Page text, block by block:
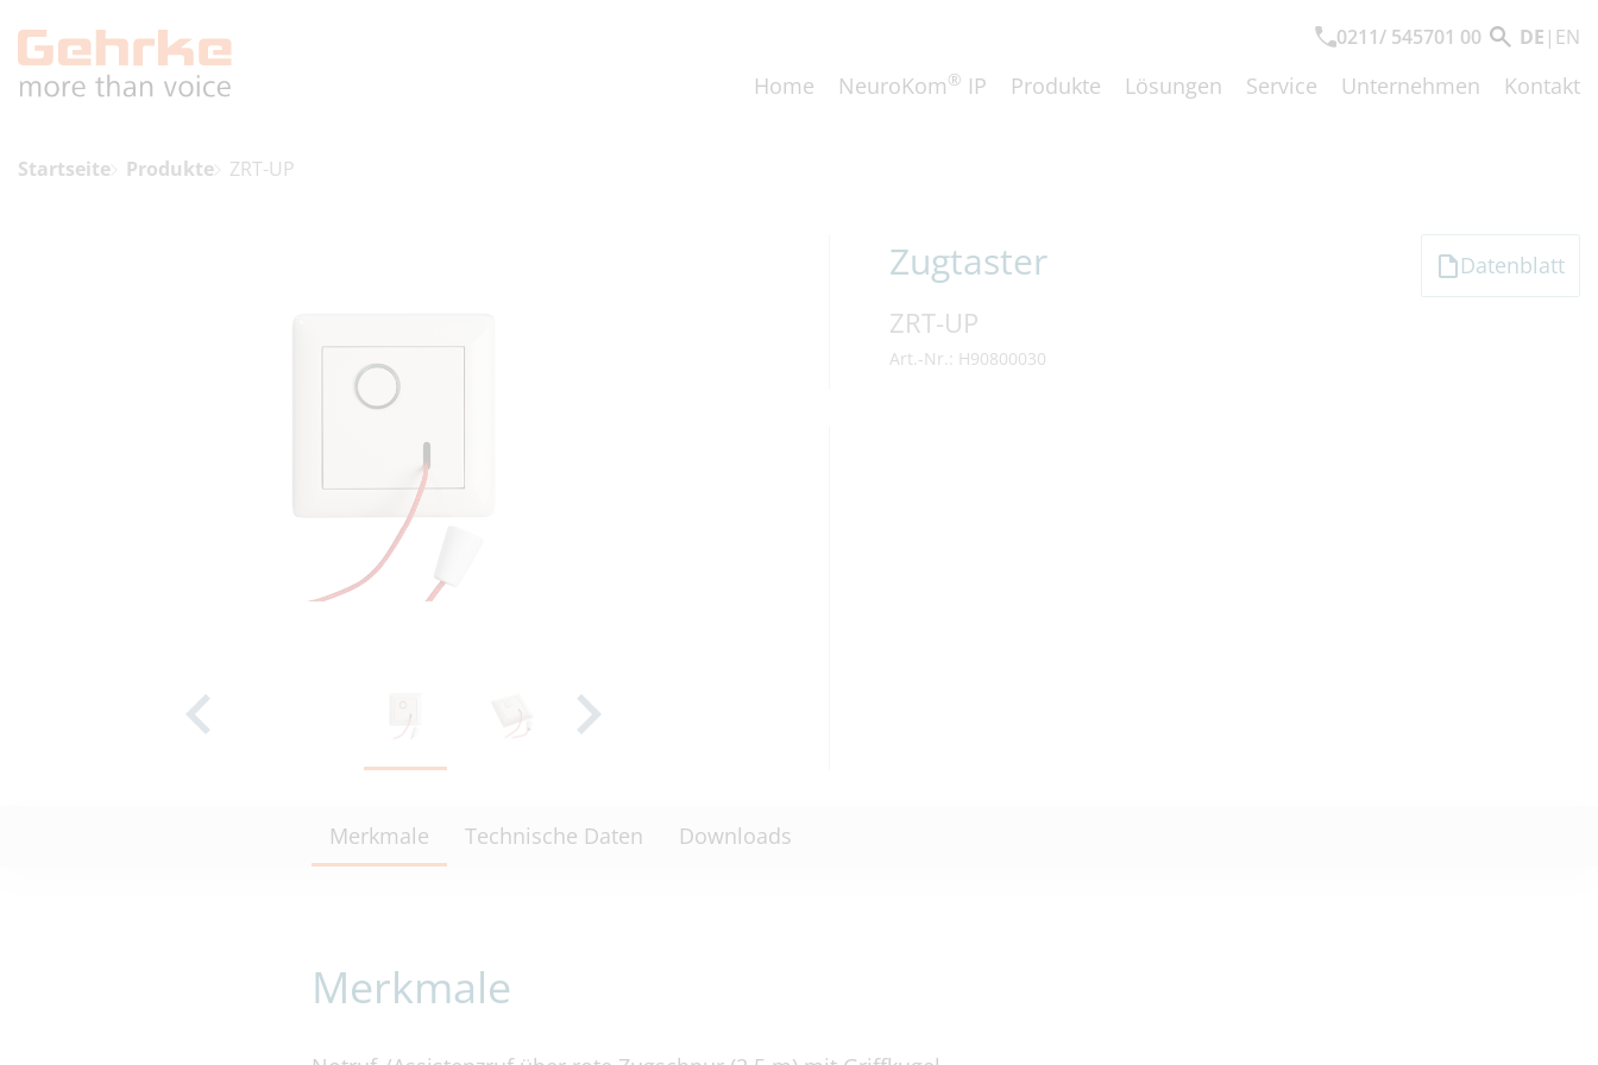
Home NeuroKom® IP Produkte Lösungen Service Unternehmen Kontakt
0211/ 545701 00 DE | EN
Startseite Produkte ZRT-UP
Zugtaster
ZRT-UP
Art.-Nr.: H90800030
Datenblatt
Merkmale Technische Daten Downloads
Merkmale